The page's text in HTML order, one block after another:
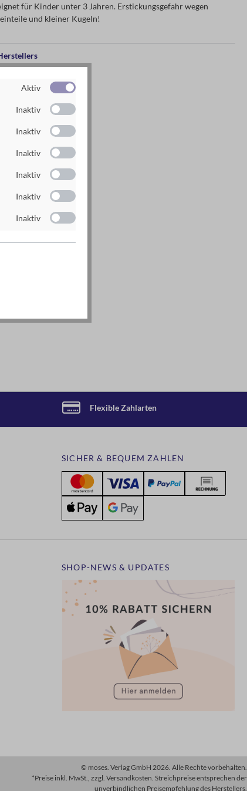
für Kinder unter 3 Jahren. Erstickungsgefahr wegen
und kleiner Kugeln!
Flexible Zahlarten
SICHER & BEQUEM ZAHLEN
SHOP-NEWS & UPDATES
© moses. Verlag GmbH 2026. Alle Rechte vorbehalten.
*Preise inkl. MwSt., zzgl. Versandkosten. Streichpreise entsprechen der
unverbindlichen Preisempfehlung des Herstellers.
Aktiv
Inaktiv
Inaktiv
Inaktiv
Inaktiv
Inaktiv
Inaktiv